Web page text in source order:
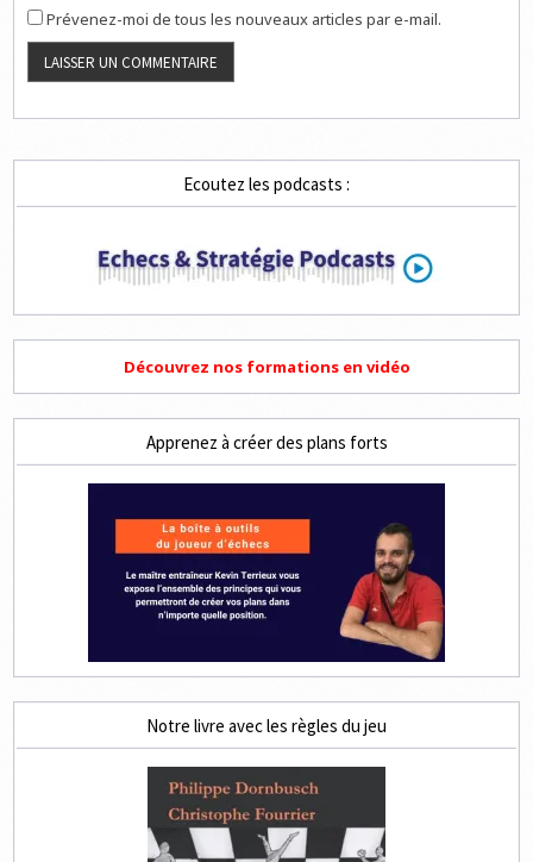
Prévenez-moi de tous les nouveaux articles par e-mail.
Ecoutez les podcasts :
Découvrez nos formations en vidéo
Apprenez à créer des plans forts
Notre livre avec les règles du jeu